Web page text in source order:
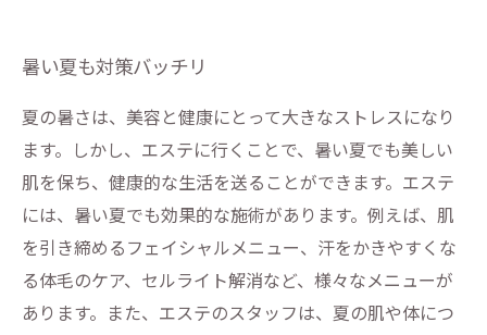
暑い夏も対策バッチリ
夏の暑さは、美容と健康にとって大きなストレスになり
ます。しかし、エステに行くことで、暑い夏でも美しい
肌を保ち、健康的な生活を送ることができます。エステ
には、暑い夏でも効果的な施術があります。例えば、肌
を引き締めるフェイシャルメニュー、汗をかきやすくな
る体毛のケア、セルライト解消など、様々なメニューが
あります。また、エステのスタッフは、夏の肌や体につ